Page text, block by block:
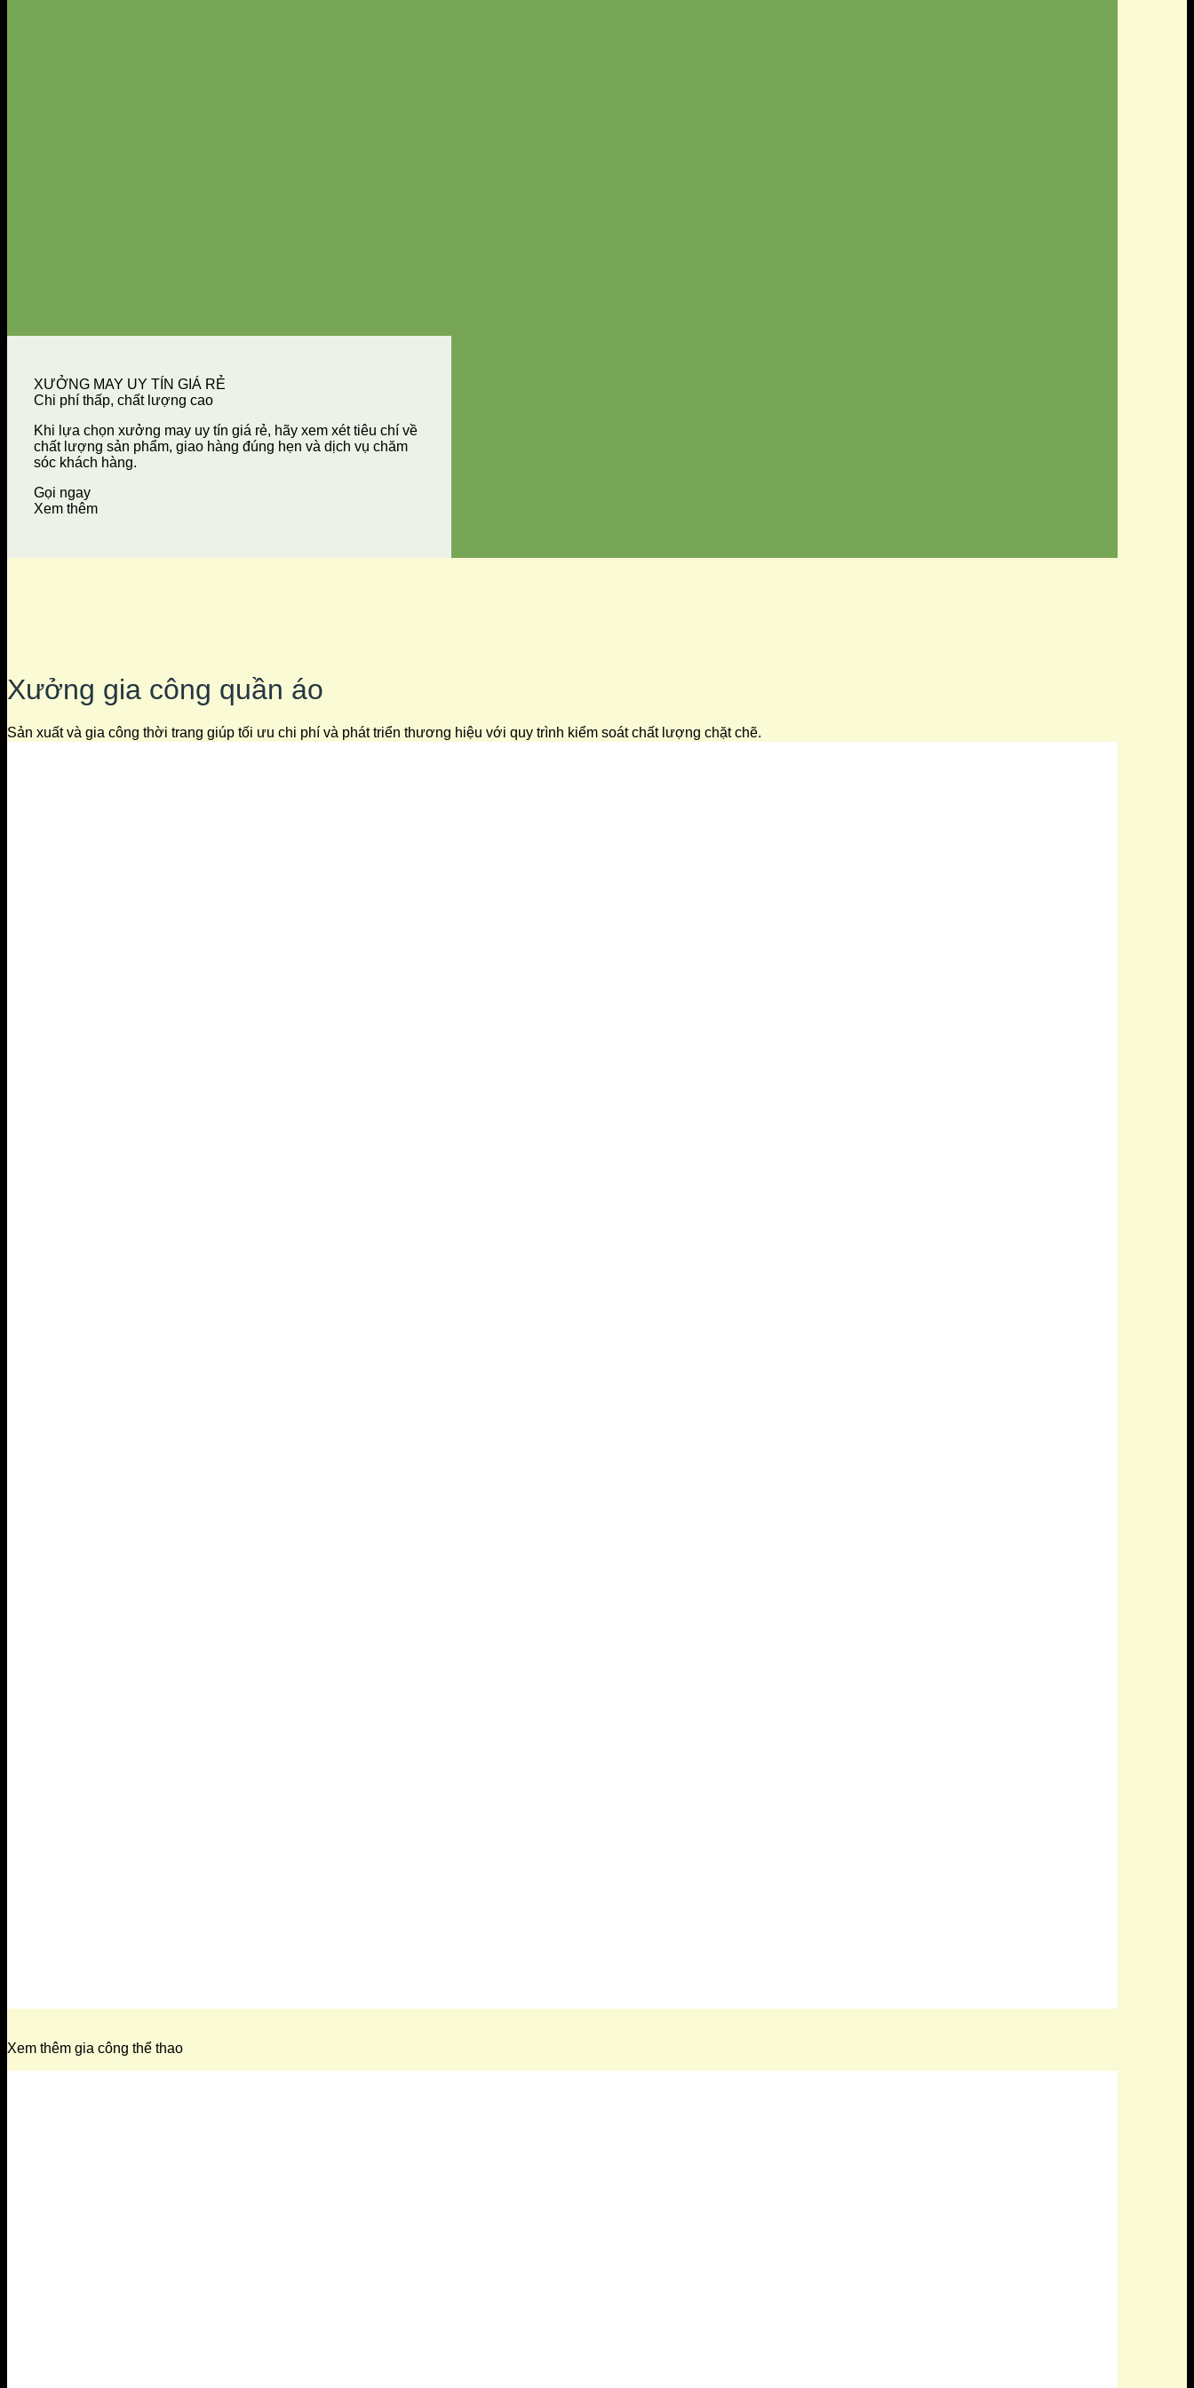
XƯỞNG MAY UY TÍN GIÁ RẺ
Chi phí thấp, chất lượng cao
Khi lựa chọn xưởng may uy tín giá rẻ, hãy xem xét tiêu chí về
chất lượng sản phẩm, giao hàng đúng hẹn và dịch vụ chăm
sóc khách hàng.
Gọi ngay
Xem thêm
Xưởng gia công quần áo
Sản xuất và gia công thời trang giúp tối ưu chi phí và phát triển thương hiệu với quy trình kiểm soát chất lượng chặt chẽ.
Xem thêm gia công thể thao